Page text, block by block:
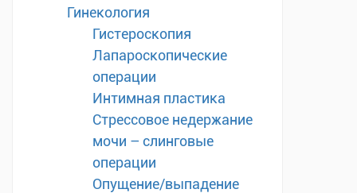
Гинекология
Гистероскопия
Лапароскопические
операции
Интимная пластика
Стрессовое недержание
мочи – слинговые
операции
Опущение/выпадение